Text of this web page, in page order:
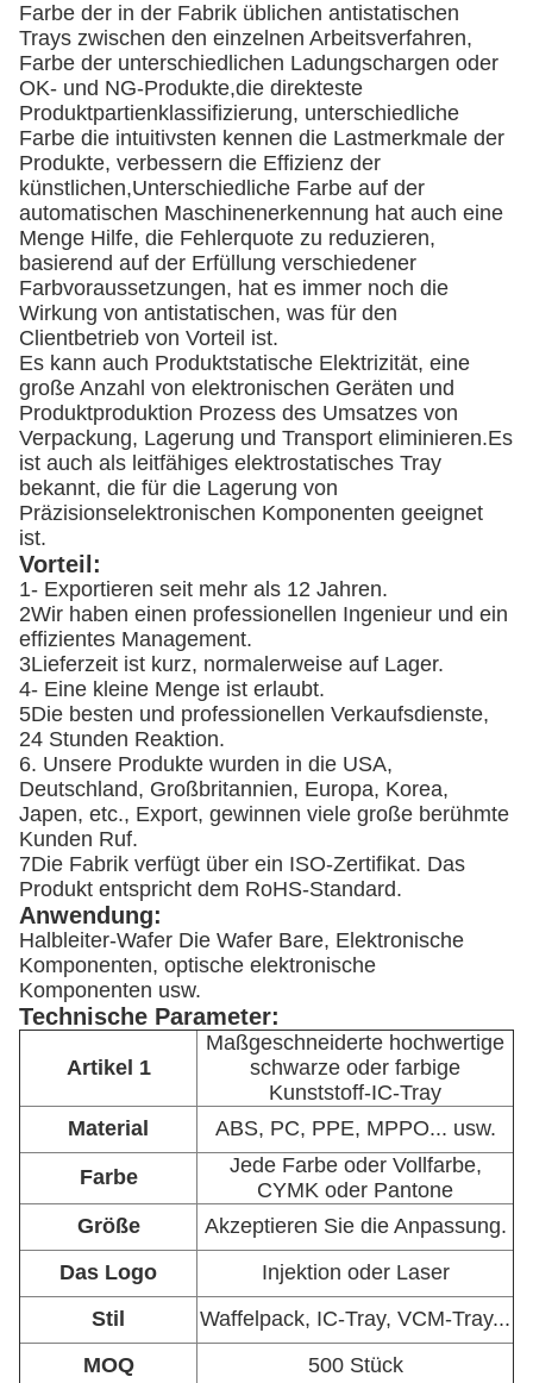
Farbe der in der Fabrik üblichen antistatischen
Trays zwischen den einzelnen Arbeitsverfahren,
Farbe der unterschiedlichen Ladungschargen oder
OK- und NG-Produkte,die direkteste
Produktpartienklassifizierung, unterschiedliche
Farbe die intuitivsten kennen die Lastmerkmale der
Produkte, verbessern die Effizienz der
künstlichen,Unterschiedliche Farbe auf der
automatischen Maschinenerkennung hat auch eine
Menge Hilfe, die Fehlerquote zu reduzieren,
basierend auf der Erfüllung verschiedener
Farbvoraussetzungen, hat es immer noch die
Wirkung von antistatischen, was für den
Clientbetrieb von Vorteil ist.
Es kann auch Produktstatische Elektrizität, eine
große Anzahl von elektronischen Geräten und
Produktproduktion Prozess des Umsatzes von
Verpackung, Lagerung und Transport eliminieren.Es
ist auch als leitfähiges elektrostatisches Tray
bekannt, die für die Lagerung von
Präzisionselektronischen Komponenten geeignet
ist.
Vorteil:
1- Exportieren seit mehr als 12 Jahren.
2Wir haben einen professionellen Ingenieur und ein
effizientes Management.
3Lieferzeit ist kurz, normalerweise auf Lager.
4- Eine kleine Menge ist erlaubt.
5Die besten und professionellen Verkaufsdienste,
24 Stunden Reaktion.
6. Unsere Produkte wurden in die USA,
Deutschland, Großbritannien, Europa, Korea,
Japen, etc., Export, gewinnen viele große berühmte
Kunden Ruf.
7Die Fabrik verfügt über ein ISO-Zertifikat. Das
Produkt entspricht dem RoHS-Standard.
Anwendung:
Halbleiter-Wafer Die Wafer Bare, Elektronische
Komponenten, optische elektronische
Komponenten usw.
Technische Parameter:
Artikel 1
Maßgeschneiderte hochwertige
schwarze oder farbige
Kunststoff-IC-Tray
Material
ABS, PC, PPE, MPPO... usw.
Farbe
Jede Farbe oder Vollfarbe,
CYMK oder Pantone
Größe
Akzeptieren Sie die Anpassung.
Das Logo
Injektion oder Laser
Stil
Waffelpack, IC-Tray, VCM-Tray...
MOQ
500 Stück